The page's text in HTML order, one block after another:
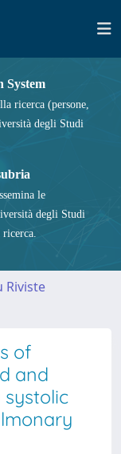
System
ricerca (persone,
degli Studi
le
degli Studi
Riviste
of
and